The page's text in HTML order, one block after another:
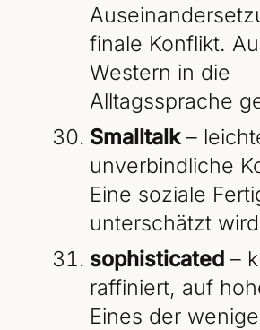
finale Konflikt.
Western in die
Alltagssprache
Smalltalk–
unverbindliche
Eine soziale
unterschätzt
sophisticated–
raffiniert, auf
Eines der